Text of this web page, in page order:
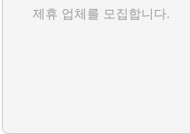
제휴 업체를 모집합니다.